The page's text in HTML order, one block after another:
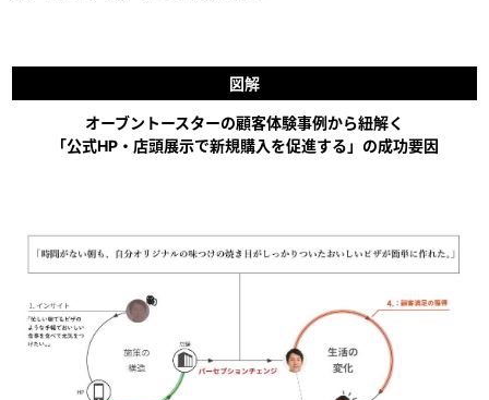
図解
オーブントースターの顧客体験事例から紐解く
「公式HP・店頭展示で新規購入を促進する」の成功要因